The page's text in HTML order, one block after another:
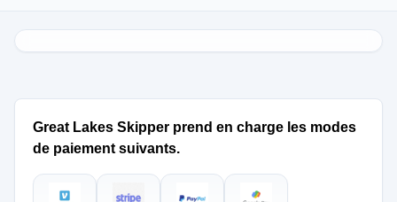
Great Lakes Skipper prend en charge les modes
de paiement suivants.